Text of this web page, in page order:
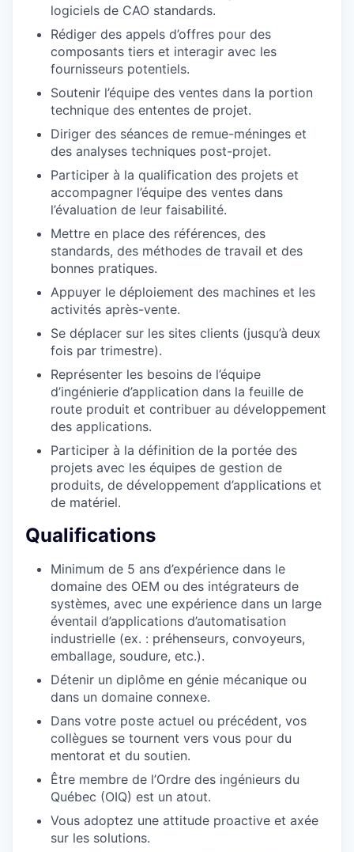
logiciels de CAO standards.
Rédiger des appels d’offres pour des
composants tiers et interagir avec les
fournisseurs potentiels.
Soutenir l’équipe des ventes dans la portion
technique des ententes de projet.
Diriger des séances de remue-méninges et
des analyses techniques post-projet.
Participer à la qualification des projets et
accompagner l’équipe des ventes dans
l’évaluation de leur faisabilité.
Mettre en place des références, des
standards, des méthodes de travail et des
bonnes pratiques.
Appuyer le déploiement des machines et les
activités après-vente.
Se déplacer sur les sites clients (jusqu’à deux
fois par trimestre).
Représenter les besoins de l’équipe
d’ingénierie d’application dans la feuille de
route produit et contribuer au développement
des applications.
Participer à la définition de la portée des
projets avec les équipes de gestion de
produits, de développement d’applications et
de matériel.
Qualifications
Minimum de 5 ans d’expérience dans le
domaine des OEM ou des intégrateurs de
systèmes, avec une expérience dans un large
éventail d’applications d’automatisation
industrielle (ex. : préhenseurs, convoyeurs,
emballage, soudure, etc.).
Détenir un diplôme en génie mécanique ou
dans un domaine connexe.
Dans votre poste actuel ou précédent, vos
collègues se tournent vers vous pour du
mentorat et du soutien.
Être membre de l’Ordre des ingénieurs du
Québec (OIQ) est un atout.
Vous adoptez une attitude proactive et axée
sur les solutions.